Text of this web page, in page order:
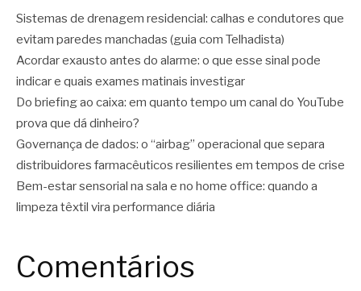
Sistemas de drenagem residencial: calhas e condutores que
evitam paredes manchadas (guia com Telhadista)
Acordar exausto antes do alarme: o que esse sinal pode
indicar e quais exames matinais investigar
Do briefing ao caixa: em quanto tempo um canal do YouTube
prova que dá dinheiro?
Governança de dados: o “airbag” operacional que separa
distribuidores farmacêuticos resilientes em tempos de crise
Bem-estar sensorial na sala e no home office: quando a
limpeza têxtil vira performance diária
Comentários